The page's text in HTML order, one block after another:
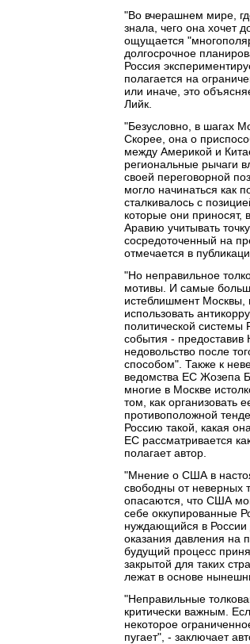
"Во вчерашнем мире,
знала, чего она хочет
ощущается
долгосрочное
Россия
полагается на
или иначе, это
Лийк.
"Безусловно, в шагах
Скорее, она о
между Америкой и
региональные рычаги
своей переговорной
могло начинаться как
сталкивалось с
которые они приносят,
Аравию учитывать
сосредоточенный на
отмечается в
"Но неправильное
мотивы. И самые
истеблишмент Москвы,
использовать
политической
события - предоставив
недовольство после
способом". Также к
ведомства ЕС Жозепа
многие в Москве
том, как организовать
противоположной
Россию такой, какая
ЕС рассматривается
полагает автор.
"Мнение о США в
свободны от неверных
опасаются, что США
себе оккупированные
нуждающийся в России
оказания давления на
будущий процесс
закрытой для таких
лежат в основе
"Неправильные
критически важным.
некоторое
пугает", - заключает